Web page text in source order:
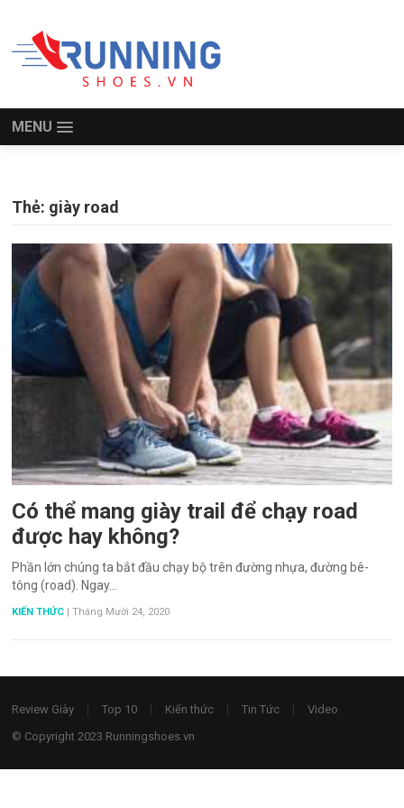
MENU
Thẻ: giày road
Có thể mang giày trail để chạy road
được hay không?
Phần lớn chúng ta bắt đầu chạy bộ trên đường nhựa, đường bê-
tông (road). Ngay…
KIẾN THỨC Tháng Mười 24, 2020
Review Giày Top 10 Kiến thức Tin Tức
Video
© Copyright 2023 Runningshoes.vn